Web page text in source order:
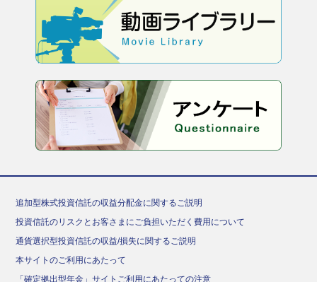
追加型株式投資信託の収益分配金に関するご説明
投資信託のリスクとお客さまにご負担いただく費用について
通貨選択型投資信託の収益/損失に関するご説明
本サイトのご利用にあたって
「確定拠出型年金」サイトご利用にあたっての注意